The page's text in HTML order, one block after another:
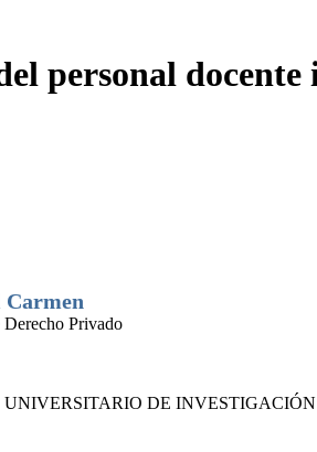
personal docente
Carmen
Derecho Privado
DE